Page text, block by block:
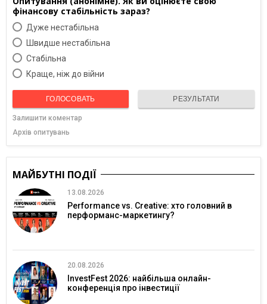
фінансову стабільність зараз?
Дуже нестабільна
Швидше нестабільна
Cтабільна
Краще, ніж до війни
ГОЛОСОВАТЬ РЕЗУЛЬТАТИ
Залишити коментар
Архів опитувань
МАЙБУТНІ ПОДІЇ
13.08.2026
Performance vs. Creative: хто головний в
перформанс-маркетингу?
20.08.2026
InvestFest 2026: найбільша онлайн-
конференція про інвестиції